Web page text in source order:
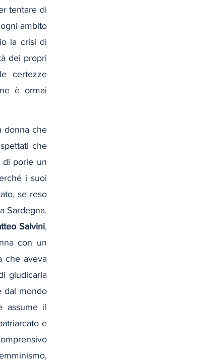
tentare di
ambito
la crisi di
dei propri
certezze
è ormai
donna che
che
di porle un
i suoi
se reso
Sardegna,
Salvini,
con un
che aveva
giudicarla
dal mondo
assume il
e